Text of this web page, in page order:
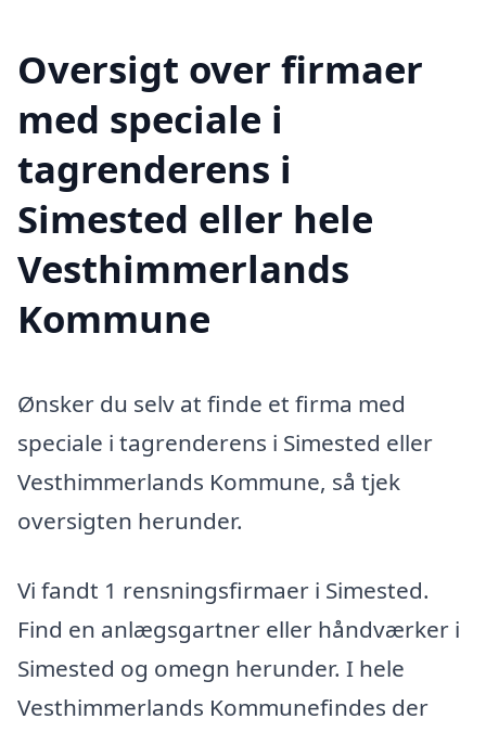
Oversigt over firmaer
med speciale i
tagrenderens i
Simested eller hele
Vesthimmerlands
Kommune
Ønsker du selv at finde et firma med
speciale i tagrenderens i Simested eller
Vesthimmerlands Kommune, så tjek
oversigten herunder.
Vi fandt 1 rensningsfirmaer i Simested.
Find en anlægsgartner eller håndværker i
Simested og omegn herunder. I hele
Vesthimmerlands Kommunefindes der